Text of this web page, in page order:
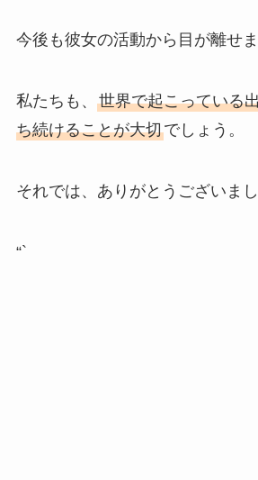
今後も彼女の活動から目が離せま
私たちも、 世界で起こっている
ち続けることが大切でしょう。
それでは、ありがとうございまし
“`